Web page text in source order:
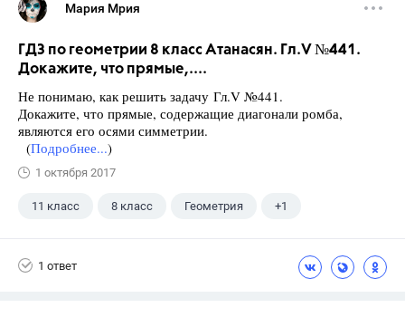
Мария Мрия
ГДЗ по геометрии 8 класс Атанасян. Гл.V №441.
Докажите, что прямые,....
Не понимаю, как решить задачу Гл.V №441.
Докажите, что прямые, содержащие диагонали ромба,
являются его осями симметрии.
(Подробнее...)
1 октября 2017
11 класс 8 класс Геометрия +1
1 ответ